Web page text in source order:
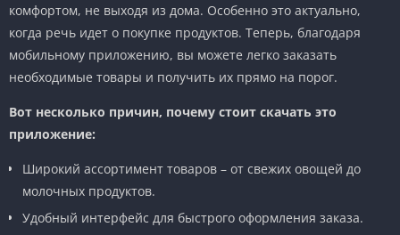
комфортом, не выходя из дома. Особенно это актуально,
когда речь идет о покупке продуктов. Теперь, благодаря
мобильному приложению, вы можете легко заказать
необходимые товары и получить их прямо на порог.
Вот несколько причин, почему стоит скачать это
приложение:
Широкий ассортимент товаров – от свежих овощей до
молочных продуктов.
Удобный интерфейс для быстрого оформления заказа.